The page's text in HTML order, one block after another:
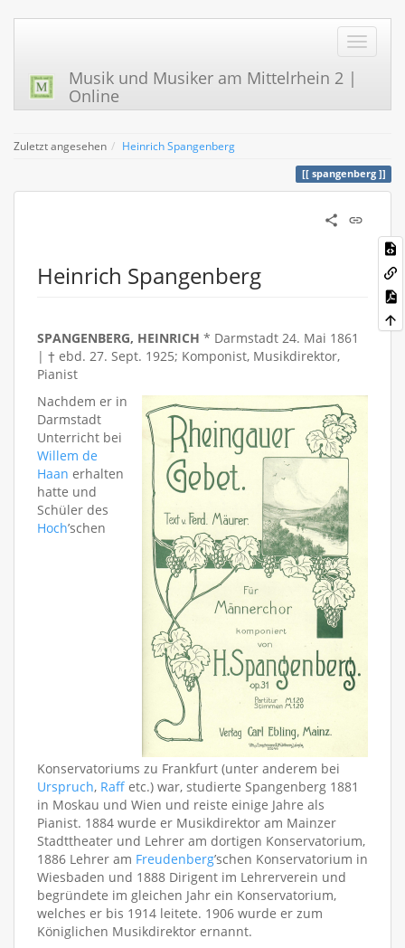
Musik und Musiker am Mittelrhein 2 |
Online
Zuletzt angesehen Heinrich Spangenberg
spangenberg
Heinrich Spangenberg
SPANGENBERG, HEINRICH * Darmstadt 24. Mai 1861
| † ebd. 27. Sept. 1925; Komponist, Musikdirektor,
Pianist
Nachdem er in
Darmstadt
Unterricht bei
Willem de
Haan erhalten
hatte und
Schüler des
Hoch’schen
Konservatoriums zu Frankfurt (unter anderem bei
Urspruch, Raff etc.) war, studierte Spangenberg 1881
in Moskau und Wien und reiste einige Jahre als
Pianist. 1884 wurde er Musikdirektor am Mainzer
Stadttheater und Lehrer am dortigen Konservatorium,
1886 Lehrer am Freudenberg’schen Konservatorium in
Wiesbaden und 1888 Dirigent im Lehrerverein und
begründete im gleichen Jahr ein Konservatorium,
welches er bis 1914 leitete. 1906 wurde er zum
Königlichen Musikdirektor ernannt.